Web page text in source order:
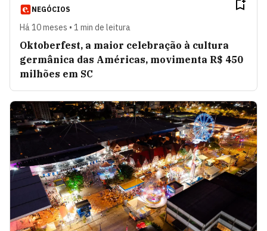
NEGÓCIOS
Há 10 meses • 1 min de leitura
Oktoberfest, a maior celebração à cultura
germânica das Américas, movimenta R$ 450
milhões em SC